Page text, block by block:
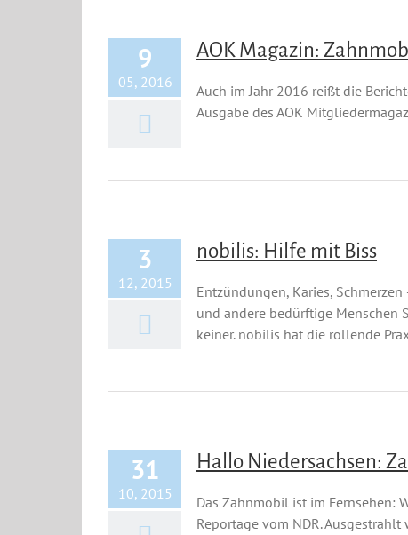
9
05, 2016
AOK Magazin:
Auch im Jahr 2016 reißt die
Ausgabe des AOK
3
12, 2015
nobilis: Hilfe mit Biss
Entzündungen, Karies,
und andere bedürftige Menschen
keiner. nobilis hat die rollende
31
10, 2015
Hallo Niedersachsen:
Das Zahnmobil ist im Fernsehen:
Reportage vom NDR.